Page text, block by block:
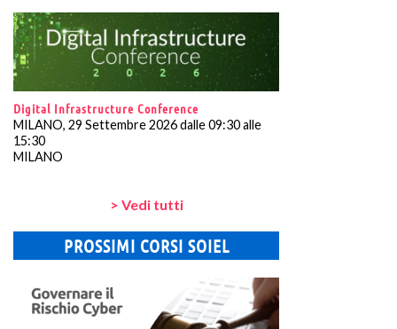
Digital Infrastructure Conference
MILANO, 29 Settembre 2026 dalle 09:30 alle
15:30
MILANO
> Vedi tutti
PROSSIMI CORSI SOIEL